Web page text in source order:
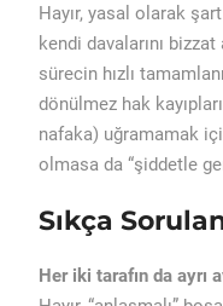
Hayır, yasal olarak
kendi davalarını
sürecin hızlı
dönülmez hak
nafaka) uğramamak
olmasa da “şiddetle
Sıkça
Her iki tarafın da ayrı